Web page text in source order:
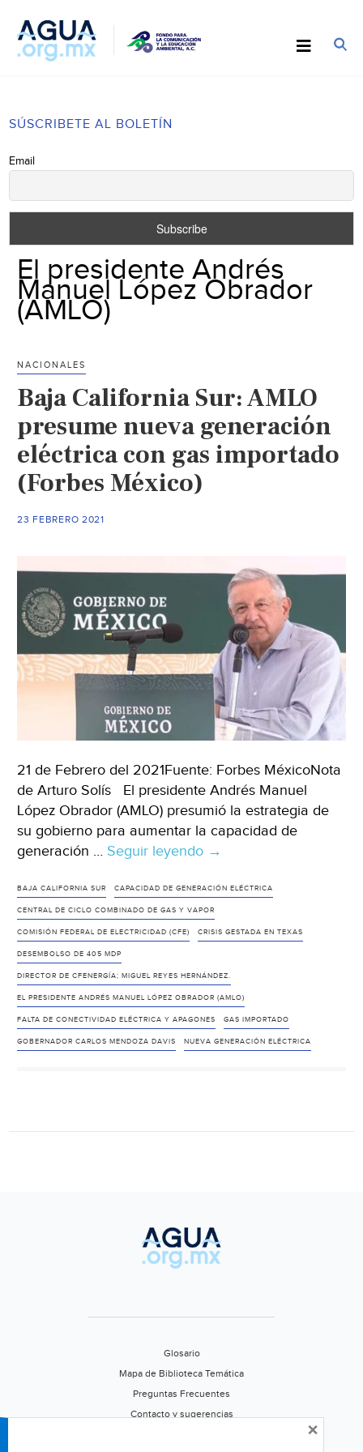
SÚSCRIBETE AL BOLETÍN
Email
El presidente Andrés
Manuel López Obrador
(AMLO)
NACIONALES
Baja California Sur: AMLO
presume nueva generación
eléctrica con gas importado
(Forbes México)
23 FEBRERO 2021
21 de Febrero del 2021Fuente: Forbes MéxicoNota
de Arturo Solís El presidente Andrés Manuel
López Obrador (AMLO) presumió la estrategia de
su gobierno para aumentar la capacidad de
generación … Seguir leyendo Baja
Sur:
AMLO
presume
generación
eléctrica
con
gas
importado
→
BAJA CALIFORNIA SUR CAPACIDAD DE GENERACIÓN ELÉCTRICA
CENTRAL DE CICLO COMBINADO DE GAS Y VAPOR
COMISIÓN FEDERAL DE ELECTRICIDAD (CFE) CRISIS GESTADA EN TEXAS
DESEMBOLSO DE 405 MDP
DIRECTOR DE CFENERGÍA; MIGUEL REYES HERNÁNDEZ.
EL PRESIDENTE ANDRÉS MANUEL LÓPEZ OBRADOR (AMLO)
FALTA DE CONECTIVIDAD ELÉCTRICA Y APAGONES GAS IMPORTADO
GOBERNADOR CARLOS MENDOZA DAVIS NUEVA GENERACIÓN ELÉCTRICA
Glosario
Mapa de Biblioteca Temática
Preguntas Frecuentes
Contacto y sugerencias
×